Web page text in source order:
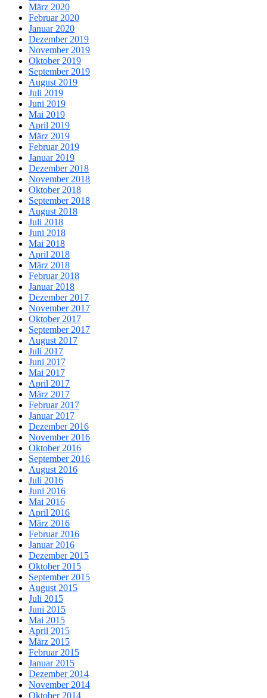
März 2020
Februar 2020
Januar 2020
Dezember 2019
November 2019
Oktober 2019
September 2019
August 2019
Juli 2019
Juni 2019
Mai 2019
April 2019
März 2019
Februar 2019
Januar 2019
Dezember 2018
November 2018
Oktober 2018
September 2018
August 2018
Juli 2018
Juni 2018
Mai 2018
April 2018
März 2018
Februar 2018
Januar 2018
Dezember 2017
November 2017
Oktober 2017
September 2017
August 2017
Juli 2017
Juni 2017
Mai 2017
April 2017
März 2017
Februar 2017
Januar 2017
Dezember 2016
November 2016
Oktober 2016
September 2016
August 2016
Juli 2016
Juni 2016
Mai 2016
April 2016
März 2016
Februar 2016
Januar 2016
Dezember 2015
Oktober 2015
September 2015
August 2015
Juli 2015
Juni 2015
Mai 2015
April 2015
März 2015
Februar 2015
Januar 2015
Dezember 2014
November 2014
Oktober 2014